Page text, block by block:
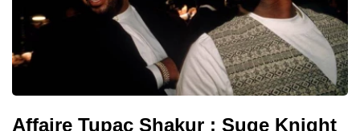
Affaire Tupac Shakur : Suge Knight